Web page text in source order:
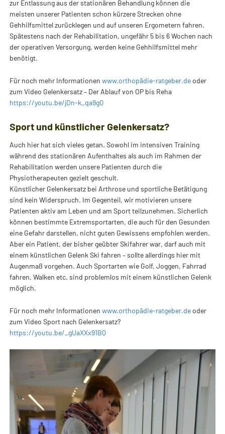
zur Entlassung aus der stationären Behandlung können die
meisten unserer Patienten schon kürzere Strecken ohne
Gehhilfsmittel zurücklegen und auf unseren Ergometern fahren.
Spätestens nach der Rehabilitation, ungefähr 5 bis 6 Wochen nach
der operativen Versorgung, werden keine Gehhilfsmittel mehr
benötigt.
Für noch mehr Informationen www.orthopädie-ratgeber.deoder
zum Video Gelenkersatz – Der Ablauf von OP bis Reha
https://youtu.be/jDn-k_qa9gQ
Sport und künstlicher Gelenkersatz?
Auch hier hat sich vieles getan. Sowohl im intensiven Training
während des stationären Aufenthaltes als auch im Rahmen der
Rehabilitation werden unsere Patienten durch die
Physiotherapeuten gezielt geschult.
Künstlicher Gelenkersatz bei Arthrose und sportliche Betätigung
sind kein Widerspruch. Im Gegenteil, wir motivieren unsere
Patienten aktiv am Leben und am Sport teilzunehmen. Sicherlich
können bestimmte Extremsportarten, die auch für den Gesunden
eine Gefahr darstellen, nicht guten Gewissens empfohlen werden.
Aber ein Patient, der bisher geübter Skifahrer war, darf auch mit
einem künstlichen Gelenk Ski fahren – sollte allerdings hier mit
Augenmaß vorgehen. Auch Sportarten wie Golf, Joggen, Fahrrad
fahren, Walken etc. sind problemlos mit einem künstlichen Gelenk
möglich.
Für noch mehr Informationen www.orthopädie-ratgeber.deoder
zum Video Sport nach Gelenkersatz?
https://youtu.be/_gUaXXx91BQ